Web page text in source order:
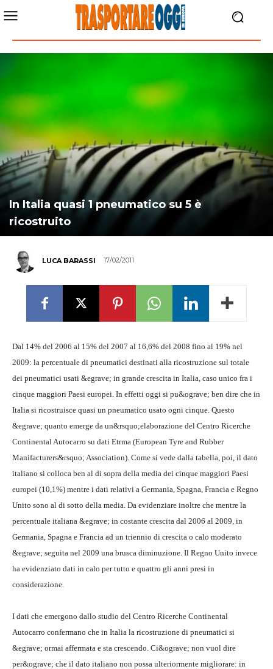
In Italia quasi 1 pneumatico su 5 è
ricostruito
LUCA BARASSI 17/02/2011
Dal 14% del 2006 al 15% del 2007 al 16,6% del 2008 fino al 19% nel
2009: la percentuale di pneumatici destinati alla ricostruzione sul totale
dei pneumatici usati &egrave; in grande crescita in Italia, caso unico fra i
cinque maggiori Paesi europei. In effetti oggi si pu&ograve; ben dire che in
Italia si ricostruisce quasi un pneumatico usato ogni cinque. Questo
&egrave; quanto emerge da un&rsquo;elaborazione del Centro Ricerche
Continental Autocarro su dati Etrma (European Tyre and Rubber
Manifacturers&rsquo; Association). Come si vede dalla tabella, poi, il dato
italiano si colloca ben al di sopra della media dei cinque maggiori Paesi
europei (10,1%) mentre i dati relativi a Germania, Spagna, Francia e Regno
Unito sono al di sotto della media. Da evidenziare inoltre che mentre la
percentuale italiana &egrave; in costante crescita dal 2006 al 2009, in
Germania, Spagna e Francia ad un triennio di crescita o calo moderato
&egrave; seguita nel 2009 una brusca diminuzione. Il Regno Unito invece
ha evidenziato dati in calo per tutto e quattro gli anni presi in
considerazione.
I dati che emergono dallo studio del Centro Ricerche Continental
Autocarro confermano che in Italia la ricostruzione di pneumatici si
&egrave; ormai affermata e sta crescendo. Ci&ograve; non vuol dire
per&ograve; che il dato italiano non possa ulteriormente migliorare: in